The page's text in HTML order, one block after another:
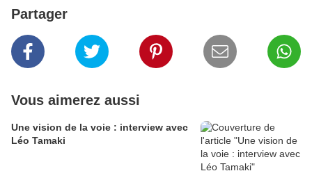
Partager
Vous aimerez aussi
Une vision de la voie : interview avec
Léo Tamaki